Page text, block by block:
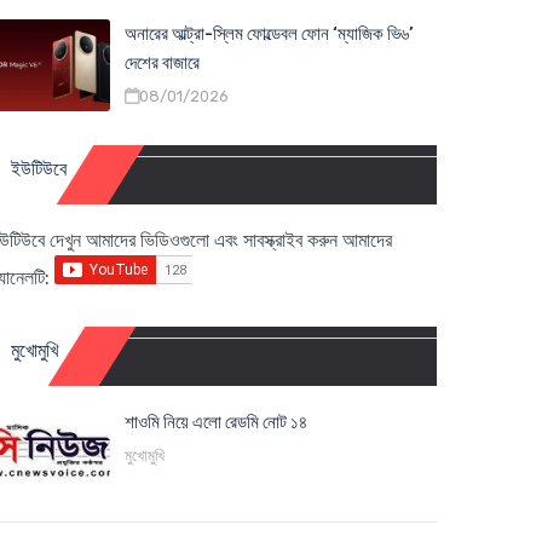
অনারের আল্ট্রা-স্লিম ফোল্ডেবল ফোন ‘ম্যাজিক ভি৬’
দেশের বাজারে
08/01/2026
ইউটিউবে
দেখুন আমাদের ভিডিওগুলো এবং সাবস্ক্রাইব করুন আমাদের
মুখোমুখি
শাওমি নিয়ে এলো রেডমি নোট ১৪
মুখোমুখি